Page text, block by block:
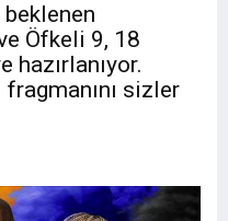
beklenen
Öfkeli 9, 18
hazırlanıyor.
sizler